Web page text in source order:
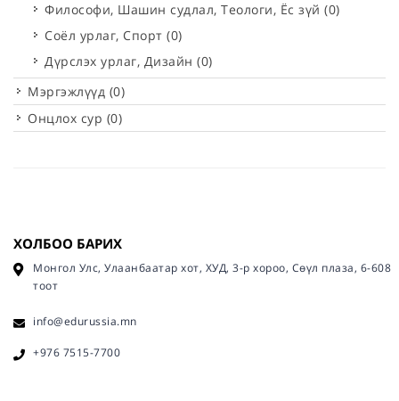
Философи, Шашин судлал, Теологи, Ёс зүй (0)
Соёл урлаг, Спорт (0)
Дүрслэх урлаг, Дизайн (0)
Мэргэжлүүд (0)
Онцлох сур (0)
ХОЛБОО БАРИХ
Монгол Улс, Улаанбаатар хот, ХУД, 3-р хороо, Сөүл плаза, 6-608
тоот
info@edurussia.mn
+976 7515-7700